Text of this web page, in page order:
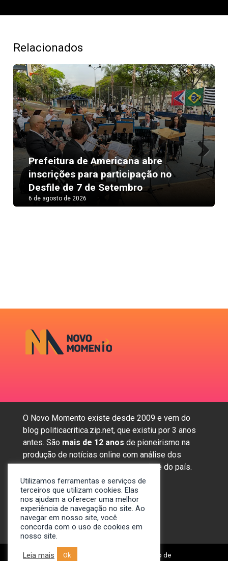
Relacionados
Prefeitura de Americana abre
inscrições para participação no
Desfile de 7 de Setembro
6 de agosto de 2026
Next
O Novo Momento existe desde 2009 e vem do
blog politicacritica.zip.net, que existiu por 3 anos
antes. São mais de 12 anos de pioneirismo na
produção de notícias online com análise dos
assuntos mais importantes da região e do país.
Sobre nós
Anunciar
Contato
© 2009-2024. Portal Novo Momento de
Utilizamos ferramentas e serviços de
terceiros que utilizam cookies. Elas
nos ajudam a oferecer uma melhor
experiência de navegação no site. Ao
navegar em nosso site, você
concorda com o uso de cookies em
nosso site.
Leia mais Ok